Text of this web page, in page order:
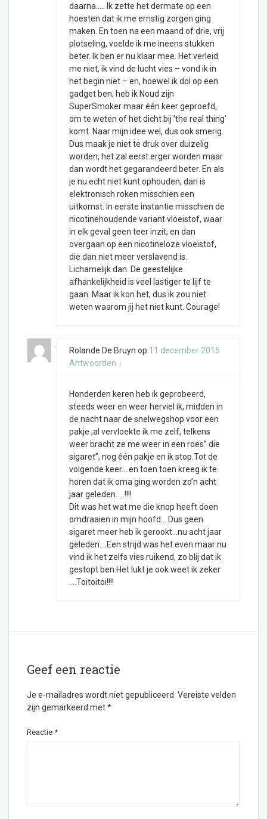
daarna….. Ik zette het dermate op een
hoesten dat ik me ernstig zorgen ging
maken. En toen na een maand of drie, vrij
plotseling, voelde ik me ineens stukken
beter. Ik ben er nu klaar mee. Het verleid
me niet, ik vind de lucht vies – vond ik in
het begin niet – en, hoewel ik dol op een
gadget ben, heb ik Noud zijn
SuperSmoker maar één keer geproefd,
om te weten of het dicht bij ’the real thing’
komt. Naar mijn idee wel, dus ook smerig.
Dus maak je niet te druk over duizelig
worden, het zal eerst erger worden maar
dan wordt het gegarandeerd beter. En als
je nu echt niet kunt ophouden, dan is
elektronisch roken misschien een
uitkomst. In eerste instantie misschien de
nicotinehoudende variant vloeistof, waar
in elk geval geen teer inzit, en dan
overgaan op een nicotineloze vloeistof,
die dan niet meer verslavend is.
Lichamelijk dan. De geestelijke
afhankelijkheid is veel lastiger te lijf te
gaan. Maar ik kon het, dus ik zou niet
weten waarom jij het niet kunt. Courage!
Rolande De Bruyn op 11 december 2015
Antwoorden ↓
Honderden keren heb ik geprobeerd,
steeds weer en weer herviel ik, midden in
de nacht naar de snelwegshop voor een
pakje ,al vervloekte ik me zelf, telkens
weer bracht ze me weer in een roes” die
sigaret”, nog één pakje en ik stop.Tot de
volgende keer….en toen toen kreeg ik te
horen dat ik oma ging worden zo’n acht
jaar geleden…..!!!!
Dit was het wat me die knop heeft doen
omdraaien in mijn hoofd….Dus geen
sigaret meer heb ik gerookt…nu acht jaar
geleden….Een strijd was het even maar nu
vind ik het zelfs vies ruikend, zo blij dat ik
gestopt ben.Het lukt je ook weet ik zeker
….Toitoitoi!!!!
Geef een reactie
Je e-mailadres wordt niet gepubliceerd. Vereiste velden
zijn gemarkeerd met*
Reactie *